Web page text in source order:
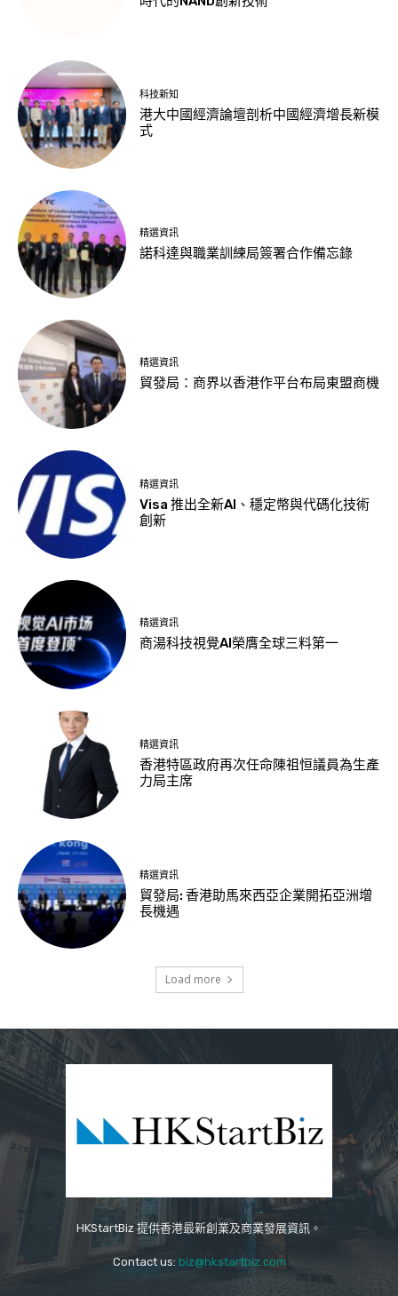
科技新知
港大中國經濟論壇剖析中國經濟增長新模
式
精選資訊
諾科達與職業訓練局簽署合作備忘錄
精選資訊
貿發局：商界以香港作平台布局東盟商機
精選資訊
Visa 推出全新AI、穩定幣與代碼化技術
創新
精選資訊
商湯科技視覺AI榮膺全球三料第一
精選資訊
香港特區政府再次任命陳祖恒議員為生產
力局主席
精選資訊
貿發局: 香港助馬來西亞企業開拓亞洲增
長機遇
Load more
HKStartBiz 提供香港最新創業及商業發展資訊。
Contact us: biz@hkstartbiz.com